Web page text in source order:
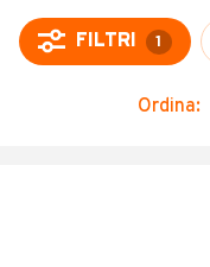
Auto Nuove
FILTRI 1
Ordina: